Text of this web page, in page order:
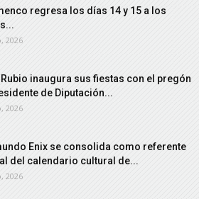
regresa los días 14 y 15 a los
2026
inaugura sus fiestas con el pregón
de Diputación...
2026
Enix se consolida como referente
del calendario cultural de...
2026